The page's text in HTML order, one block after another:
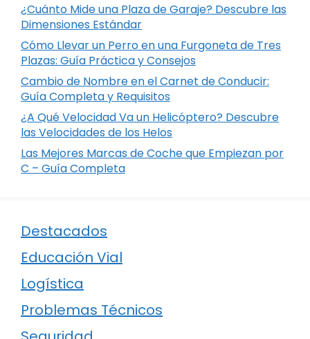
¿Cuánto Mide una Plaza de Garaje? Descubre las
Dimensiones Estándar
Cómo Llevar un Perro en una Furgoneta de Tres
Plazas: Guía Práctica y Consejos
Cambio de Nombre en el Carnet de Conducir:
Guía Completa y Requisitos
¿A Qué Velocidad Va un Helicóptero? Descubre
las Velocidades de los Helos
Las Mejores Marcas de Coche que Empiezan por
C – Guía Completa
Destacados
Educación Vial
Logística
Problemas Técnicos